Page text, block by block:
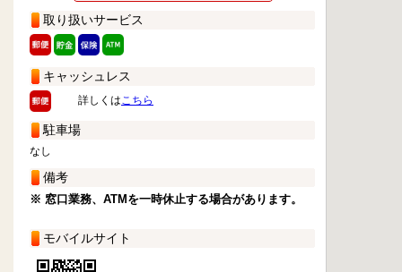
取り扱いサービス
キャッシュレス
詳しくはこちら
駐車場
なし
備考
※ 窓口業務、ATMを一時休止する場合があります。
モバイルサイト